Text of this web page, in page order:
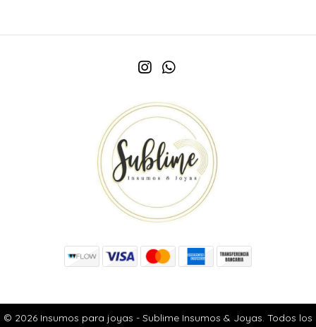
© 2026 Insumos para joyas - Sublime Insumos & Joyas. Todos los